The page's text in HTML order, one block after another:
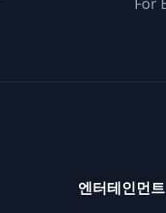
엔터테인먼트